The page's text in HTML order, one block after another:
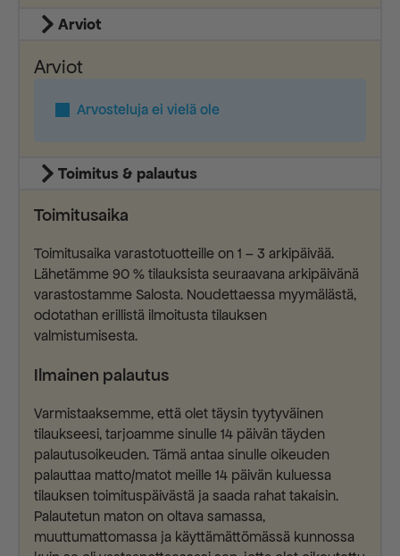
Arviot
Arviot
Arvosteluja ei vielä ole
Toimitus & palautus
Toimitusaika
Toimitusaika varastotuotteille on 1 – 3 arkipäivää.
Lähetämme 90 % tilauksista seuraavana arkipäivänä
varastostamme Salosta. Noudettaessa myymälästä,
odotathan erillistä ilmoitusta tilauksen
valmistumisesta.
Ilmainen palautus
Varmistaaksemme, että olet täysin tyytyväinen
tilaukseesi, tarjoamme sinulle 14 päivän täyden
palautusoikeuden. Tämä antaa sinulle oikeuden
palauttaa matto/matot meille 14 päivän kuluessa
tilauksen toimituspäivästä ja saada rahat takaisin.
Palautetun maton on oltava samassa,
muuttumattomassa ja käyttämättömässä kunnossa